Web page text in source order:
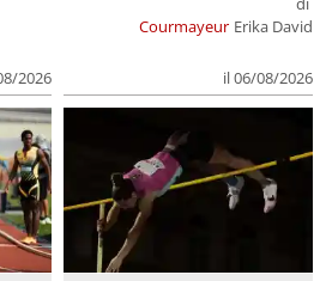
2026
Courmayeur Erika David
il 06/08/2026